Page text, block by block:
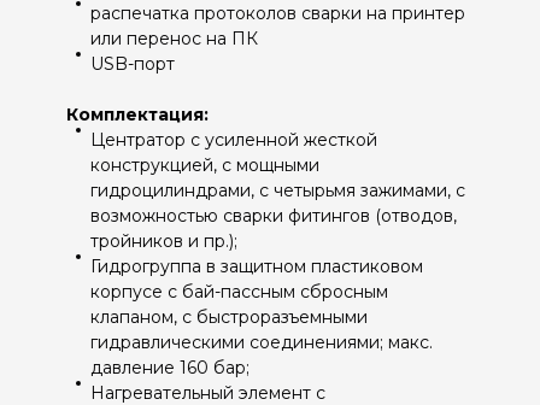
распечатка протоколов сварки на принтер
или перенос на ПК
USB-порт
Комплектация:
Центратор с усиленной жесткой
конструкцией, с мощными
гидроцилиндрами, с четырьмя зажимами, с
возможностью сварки фитингов (отводов,
тройников и пр.);
Гидрогруппа в защитном пластиковом
корпусе с бай-пассным сбросным
клапаном, с быстроразъемными
гидравлическими соединениями; макс.
давление 160 бар;
Нагревательный элемент с